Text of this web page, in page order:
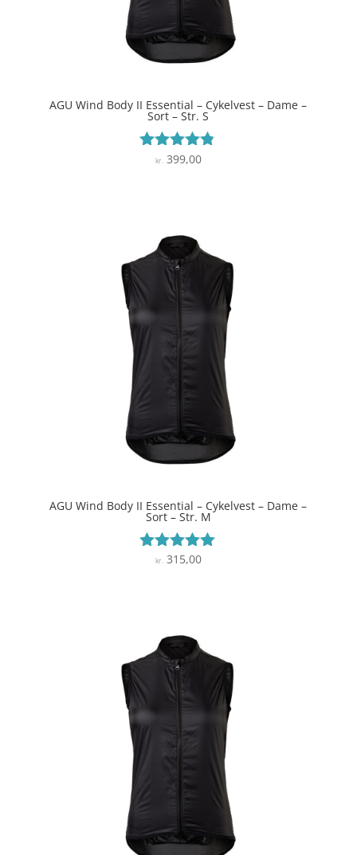
AGU Wind Body II Essential – Cykelvest – Dame –
Sort – Str. S
Vurderet
kr. 399,00
AGU Wind Body II Essential – Cykelvest – Dame –
Sort – Str. M
Vurderet
kr.315,00